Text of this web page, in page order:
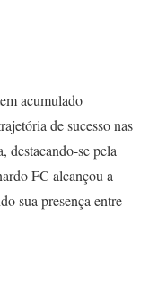
acumulado
de sucesso nas
destacando-se pela
FC alcançou a
sua presença entre